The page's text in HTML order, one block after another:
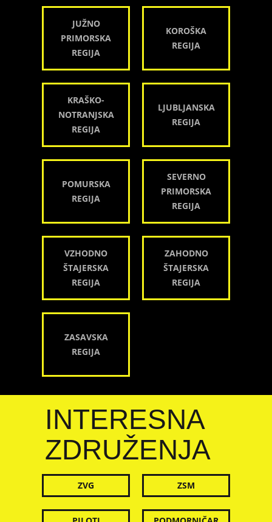
JUŽNO
PRIMORSKA
REGIJA
KOROŠKA
REGIJA
KRAŠKO-
NOTRANJSKA
REGIJA
LJUBLJANSKA
REGIJA
POMURSKA
REGIJA
SEVERNO
PRIMORSKA
REGIJA
VZHODNO
ŠTAJERSKA
REGIJA
ZAHODNO
ŠTAJERSKA
REGIJA
ZASAVSKA
REGIJA
INTERESNA
ZDRUŽENJA
ZVG ZSM